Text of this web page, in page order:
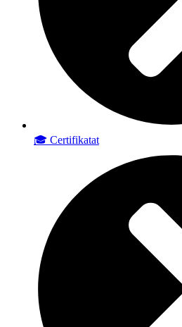
🎓 Certifikatat